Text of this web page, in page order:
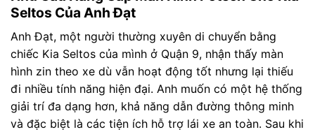
Seltos Của Anh Đạt
Anh Đạt, một người thường xuyên di chuyển bằng
chiếc Kia Seltos của mình ở Quận 9, nhận thấy màn
hình zin theo xe dù vẫn hoạt động tốt nhưng lại thiếu
đi nhiều tính năng hiện đại. Anh muốn có một hệ thống
giải trí đa dạng hơn, khả năng dẫn đường thông minh
và đặc biệt là các tiện ích hỗ trợ lái xe an toàn. Sau khi